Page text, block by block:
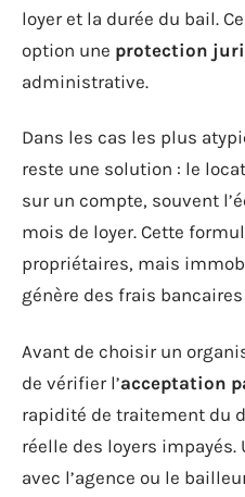
loyer et la durée du bail.
option une protection
administrative.
Dans les cas les plus
reste une solution : le
sur un compte, souvent
mois de loyer. Cette
propriétaires, mais
génère des frais
Avant de choisir un
de vérifier l’acceptation
rapidité de traitement du
réelle des loyers impayés.
avec l’agence ou le